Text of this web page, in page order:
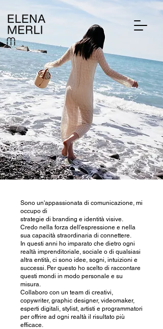
Sono un'appassionata di comunicazione, mi
occupo di
strategie di branding e identità visive.
Credo nella forza dell'espressione e nella
sua capacità straordinaria di connettere.
In questi anni ho imparato che dietro ogni
realtà imprenditoriale, sociale o di qualsiasi
altra entità, ci sono idee, sogni, intuizioni e
successi. Per questo ho scelto di raccontare
questi mondi in modo personale e su
misura.
Collaboro con un team di creativi,
copywriter, graphic designer, videomaker,
esperti digitali, stylist, artisti e programmatori
per offrire ad ogni realtà il risultato più
efficace.